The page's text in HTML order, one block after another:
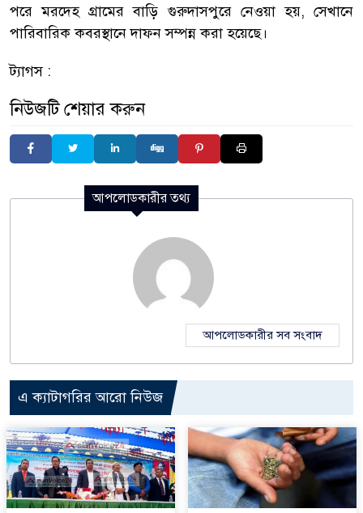
পরে মরদেহ গ্রামের বাড়ি গুরুদাসপুরে নেওয়া হয়, সেখানে
পারিবারিক কবরস্থানে দাফন সম্পন্ন করা হয়েছে।
ট্যাগস :
নিউজটি শেয়ার করুন
আপলোডকারীর তথ্য
আপলোডকারীর সব সংবাদ
এ ক্যাটাগরির আরো নিউজ